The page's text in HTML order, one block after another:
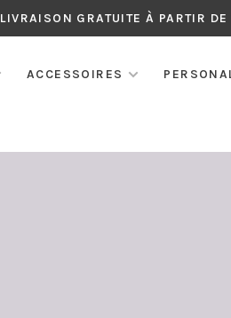
LIVRAISON GRATUITE À PARTIR
ACCESSOIRES